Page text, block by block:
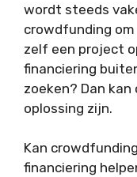
wordt steeds
crowdfunding om
zelf een project
financiering
zoeken? Dan
oplossing zijn.
Kan
financiering